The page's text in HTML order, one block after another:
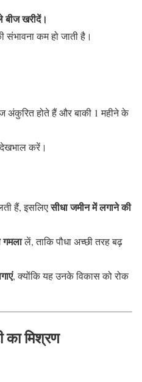
बीज खरीदें।
संभावना कम हो जाती है।
अंकुरित होते हैं और बाकी 1 महीने के
करें।
हैं, इसलिएसीधा जमीन में लगाने की
लें, ताकि पौधा अच्छी तरह बढ़
, क्योंकि यह उनके विकास को रोक
का मिश्रण